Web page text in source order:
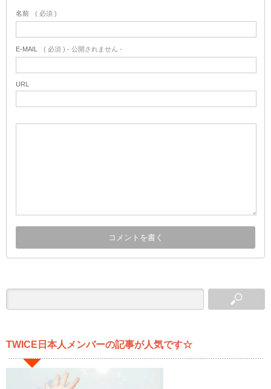
名前 ( 必須 )
E-MAIL ( 必須 ) - 公開されません -
URL
TWICE日本人メンバーの記事が人気です☆